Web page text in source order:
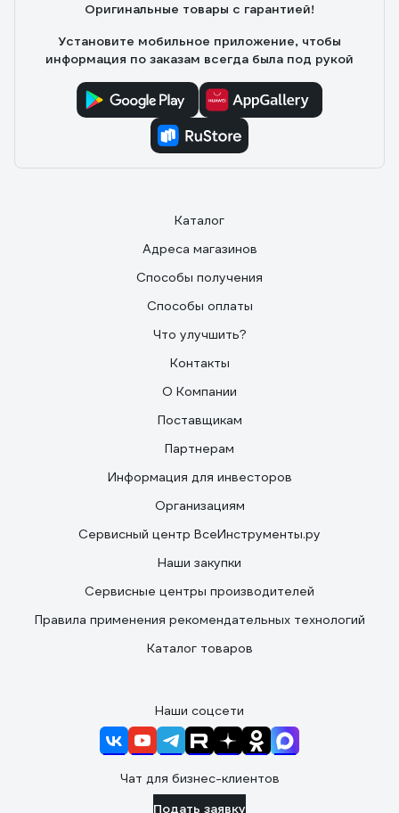
Оригинальные товары с гарантией!
Установите мобильное приложение, чтобы
информация по заказам всегда была под рукой
Каталог
Адреса магазинов
Способы получения
Способы оплаты
Что улучшить?
Контакты
О Компании
Поставщикам
Партнерам
Информация для инвесторов
Организациям
Сервисный центр ВсеИнструменты.ру
Наши закупки
Сервисные центры производителей
Правила применения рекомендательных технологий
Каталог товаров
Наши соцсети
Чат для бизнес-клиентов
Подать заявку